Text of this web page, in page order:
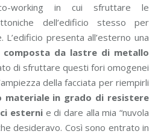
working in cui sfruttare le
dell’edificio stesso per
L’edificio presenta all’esterno una
composta da lastre di metallo
di sfruttare questi fori omogenei
della facciata per riempirli
materiale in grado di resistere
esterni e di dare alla mia “nuvola
desideravo. Così sono entrato in